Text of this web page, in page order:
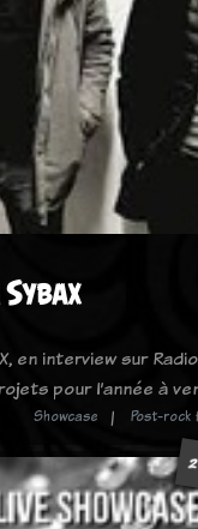
en interview sur
pour l’année à
Showcase Post-rock